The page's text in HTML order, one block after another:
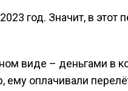
год. Значит, в этот
виде – деньгами в
ему оплачивали